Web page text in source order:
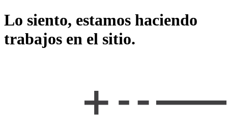
Lo siento, estamos haciendo
trabajos en el sitio.